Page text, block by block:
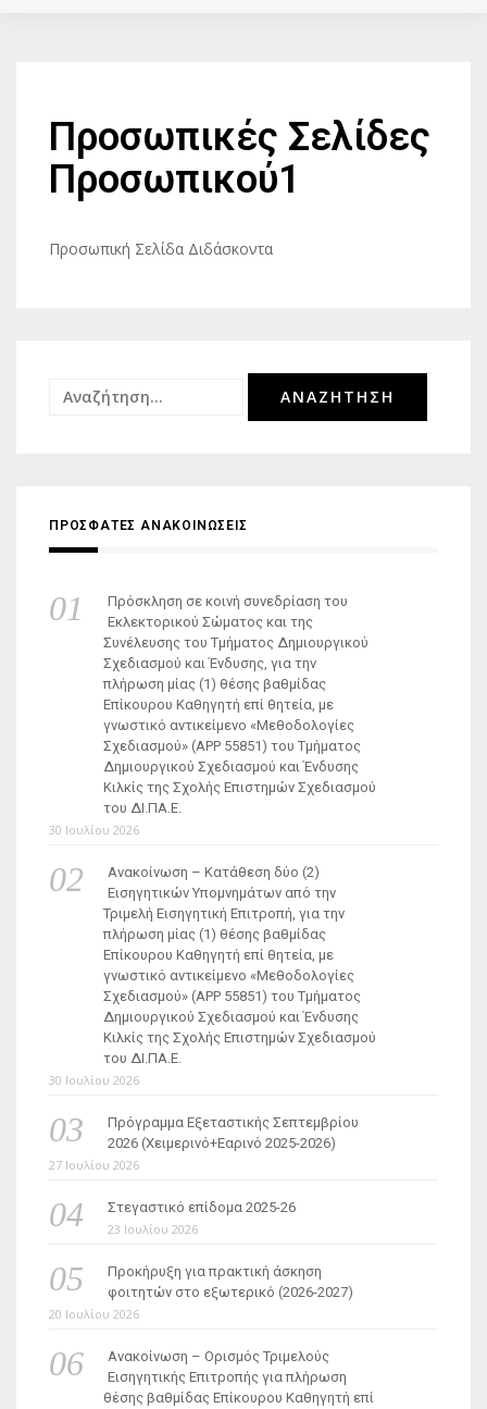
Προσωπικές Σελίδες
Προσωπικού1
Προσωπική Σελίδα Διδάσκοντα
Αναζήτηση
ΠΡΟΣΦΑΤΕΣ ΑΝΑΚΟΙΝΩΣΕΙΣ
Πρόσκληση σε κοινή συνεδρίαση του
Εκλεκτορικού Σώματος και της
Συνέλευσης του Τμήματος Δημιουργικού
Σχεδιασμού και Ένδυσης, για την
πλήρωση μίας (1) θέσης βαθμίδας
Επίκουρου Καθηγητή επί θητεία, με
γνωστικό αντικείμενο «Μεθοδολογίες
Σχεδιασμού» (ΑΡΡ 55851) του Τμήματος
Δημιουργικού Σχεδιασμού και Ένδυσης
Κιλκίς της Σχολής Επιστημών Σχεδιασμού
του ΔΙ.ΠΑ.Ε.
30 Ιουλίου 2026
Ανακοίνωση – Κατάθεση δύο (2)
Εισηγητικών Υπομνημάτων από την
Τριμελή Εισηγητική Επιτροπή, για την
πλήρωση μίας (1) θέσης βαθμίδας
Επίκουρου Καθηγητή επί θητεία, με
γνωστικό αντικείμενο «Μεθοδολογίες
Σχεδιασμού» (ΑΡΡ 55851) του Τμήματος
Δημιουργικού Σχεδιασμού και Ένδυσης
Κιλκίς της Σχολής Επιστημών Σχεδιασμού
του ΔΙ.ΠΑ.Ε.
30 Ιουλίου 2026
Πρόγραμμα Εξεταστικής Σεπτεμβρίου
2026 (Χειμερινό+Εαρινό 2025-2026)
27 Ιουλίου 2026
Στεγαστικό επίδομα 2025-26
23 Ιουλίου 2026
Προκήρυξη για πρακτική άσκηση
φοιτητών στο εξωτερικό (2026-2027)
20 Ιουλίου 2026
Ανακοίνωση – Ορισμός Τριμελούς
Εισηγητικής Επιτροπής για πλήρωση
θέσης βαθμίδας Επίκουρου Καθηγητή επί